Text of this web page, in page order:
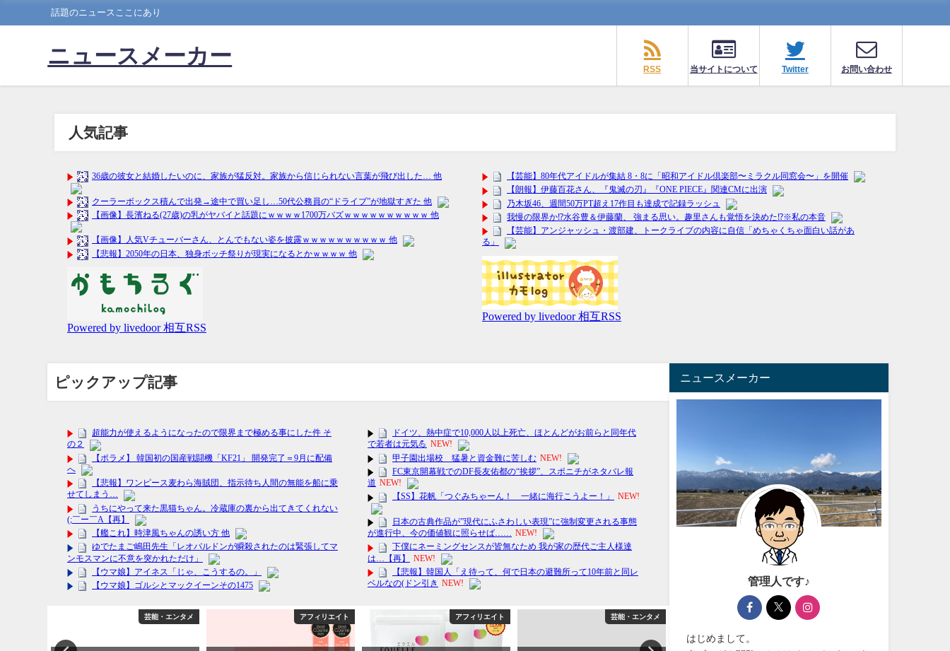
話題のニュースここにあり
ニュースメーカー
RSS 当サイトについて Twitter お問い合わせ
人気記事
ピックアップ記事
芸能・エンタメ アフィリエイト アフィリエイト 芸能・エンタメ アフィリエイト
ニュースメーカー
管理人です♪
はじめまして。